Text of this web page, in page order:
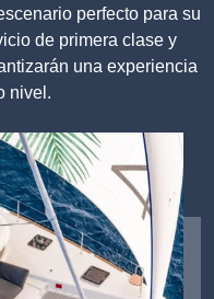
perfecto para su
de primera clase y
una experiencia
nivel.